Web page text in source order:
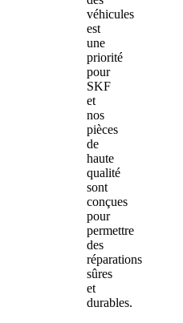
véhicules
est
une
priorité
pour
SKF
et
nos
pièces
de
haute
qualité
sont
conçues
pour
permettre
des
réparations
sûres
et
durables.